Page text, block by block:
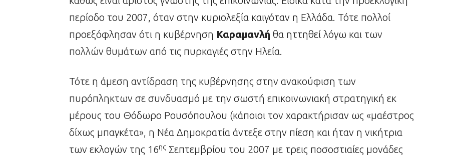
περίοδο του 2007, όταν στην κυριολεξία καιγόταν η Ελλάδα. Τότε πολλοί
προεξόφλησαν ότι η κυβέρνηση Καραμανλή θα ηττηθεί λόγω και των
πολλών θυμάτων από τις πυρκαγιές στην Ηλεία.
Τότε η άμεση αντίδραση της κυβέρνησης στην ανακούφιση των
πυρόπληκτων σε συνδυασμό με την σωστή επικοινωνιακή στρατηγική εκ
μέρους του Θόδωρο Ρουσόπουλου (κάποιοι τον χαρακτήρισαν ως «μαέστρος
δίχως μπαγκέτα», η Νέα Δημοκρατία άντεξε στην πίεση και ήταν η νικήτρια
των εκλογών της 16ης Σεπτεμβρίου του 2007 με τρεις ποσοστιαίες μονάδες